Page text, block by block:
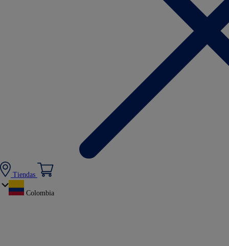
Tiendas
Colombia